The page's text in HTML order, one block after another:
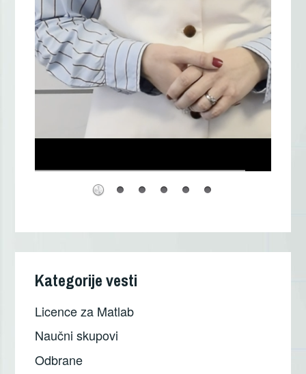
Kategorije vesti
Licence za Matlab
Naučni skupovi
Odbrane